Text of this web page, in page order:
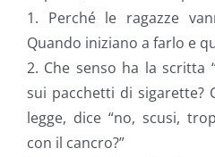
1. Perché le ragazze
Quando iniziano a farlo e
2. Che senso ha la scritta
sui pacchetti di sigarette?
legge, dice “no, scusi,
con il cancro?”